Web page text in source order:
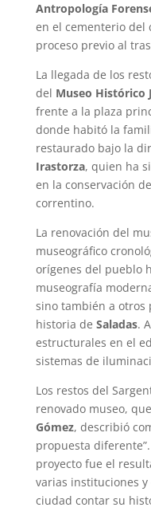
Antropología
en el cementerio del
proceso previo al
La llegada de los
del Museo Histórico
frente a la plaza
donde habitó la
restaurado bajo la
Irastorza, quien ha
en la conservación
correntino.
La renovación del
museográfico
orígenes del pueblo
museografía
sino también a otros
historia de Saladas.
estructurales en el
sistemas de
Los restos del
renovado museo,
Gómez, describió
propuesta diferente”.
proyecto fue el
varias instituciones
ciudad contar su